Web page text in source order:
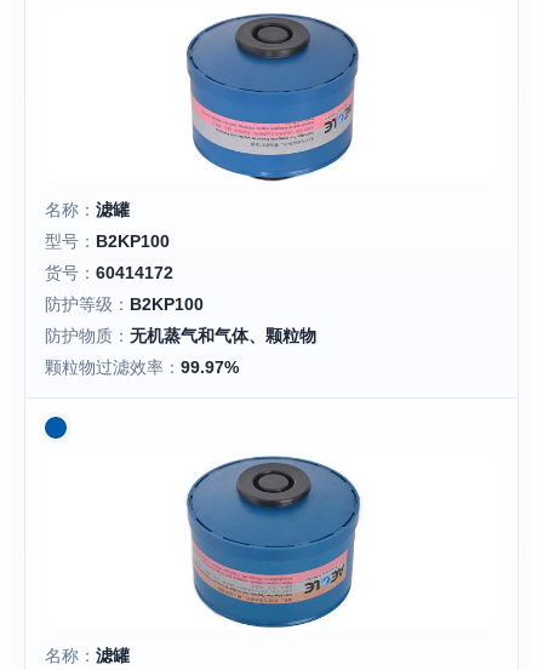
名称： 滤罐
型号： B2KP100
货号： 60414172
防护等级： B2KP100
防护物质： 无机蒸气和气体、颗粒物
颗粒物过滤效率： 99.97%
名称： 滤罐